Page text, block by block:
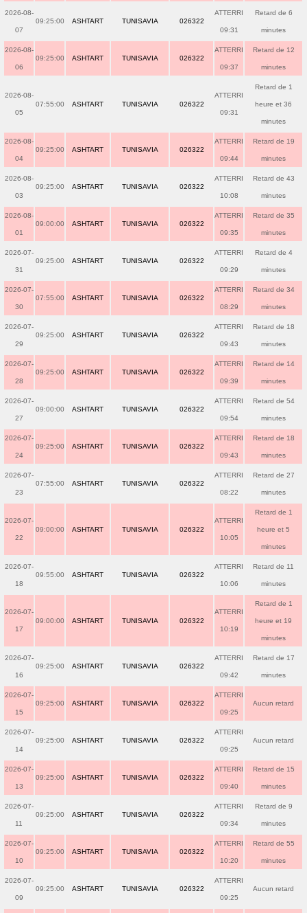
2026-08-
07
09:25:00 ASHTART TUNISAVIA 026322
ATTERRI
09:31
Retard de 6
minutes
2026-08-
06
09:25:00 ASHTART TUNISAVIA 026322
ATTERRI
09:37
Retard de 12
minutes
2026-08-
05
07:55:00 ASHTART TUNISAVIA 026322
ATTERRI
09:31
Retard de 1
heure et 36
minutes
2026-08-
04
09:25:00 ASHTART TUNISAVIA 026322
ATTERRI
09:44
Retard de 19
minutes
2026-08-
03
09:25:00 ASHTART TUNISAVIA 026322
ATTERRI
10:08
Retard de 43
minutes
2026-08-
01
09:00:00 ASHTART TUNISAVIA 026322
ATTERRI
09:35
Retard de 35
minutes
2026-07-
31
09:25:00 ASHTART TUNISAVIA 026322
ATTERRI
09:29
Retard de 4
minutes
2026-07-
30
07:55:00 ASHTART TUNISAVIA 026322
ATTERRI
08:29
Retard de 34
minutes
2026-07-
29
09:25:00 ASHTART TUNISAVIA 026322
ATTERRI
09:43
Retard de 18
minutes
2026-07-
28
09:25:00 ASHTART TUNISAVIA 026322
ATTERRI
09:39
Retard de 14
minutes
2026-07-
27
09:00:00 ASHTART TUNISAVIA 026322
ATTERRI
09:54
Retard de 54
minutes
2026-07-
24
09:25:00 ASHTART TUNISAVIA 026322
ATTERRI
09:43
Retard de 18
minutes
2026-07-
23
07:55:00 ASHTART TUNISAVIA 026322
ATTERRI
08:22
Retard de 27
minutes
2026-07-
22
09:00:00 ASHTART TUNISAVIA 026322
ATTERRI
10:05
Retard de 1
heure et 5
minutes
2026-07-
18
09:55:00 ASHTART TUNISAVIA 026322
ATTERRI
10:06
Retard de 11
minutes
2026-07-
17
09:00:00 ASHTART TUNISAVIA 026322
ATTERRI
10:19
Retard de 1
heure et 19
minutes
2026-07-
16
09:25:00 ASHTART TUNISAVIA 026322
ATTERRI
09:42
Retard de 17
minutes
2026-07-
15
09:25:00 ASHTART TUNISAVIA 026322
ATTERRI
09:25
Aucun retard
2026-07-
14
09:25:00 ASHTART TUNISAVIA 026322
ATTERRI
09:25
Aucun retard
2026-07-
13
09:25:00 ASHTART TUNISAVIA 026322
ATTERRI
09:40
Retard de 15
minutes
2026-07-
11
09:25:00 ASHTART TUNISAVIA 026322
ATTERRI
09:34
Retard de 9
minutes
2026-07-
10
09:25:00 ASHTART TUNISAVIA 026322
ATTERRI
10:20
Retard de 55
minutes
2026-07-
09
09:25:00 ASHTART TUNISAVIA 026322
ATTERRI
09:25
Aucun retard